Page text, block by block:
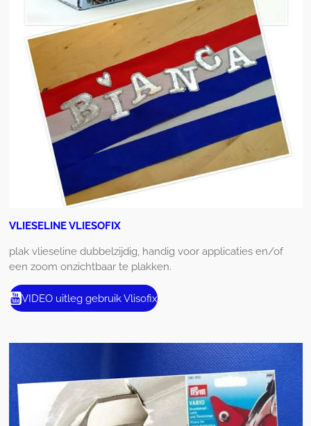
VLIESELINE VLIESOFIX
plak vlieseline dubbelzijdig, handig voor applicaties en/of
een zoom onzichtbaar te plakken.
VIDEO uitleg gebruik Vlisofix